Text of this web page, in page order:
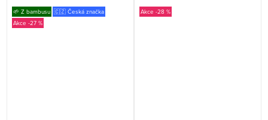
🌱 Z bambusu 🇨🇿 Česká značka
-27 %
-28 %